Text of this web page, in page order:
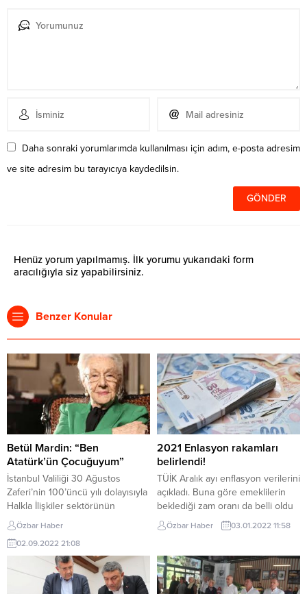
Daha sonraki yorumlarımda kullanılması için adım, e-posta adresim
ve site adresim bu tarayıcıya kaydedilsin.
Henüz yorum yapılmamış. İlk yorumu yukarıdaki form
aracılığıyla siz yapabilirsiniz.
Benzer Konular
Betül Mardin: “Ben
Atatürk’ün Çocuğuyum”
İstanbul Valiliği 30 Ağustos
Zaferi’nin 100’üncü yılı dolayısıyla
Halkla İlişkiler sektörünün
duayeni Betül Mardin ile özel bir
röportaj çalışması gerçekleştirdi.
Röportajda Cumhuriyetimizin
Kurucusu Gazi Mustafa Kemal
Atatürk ile anısını da anlatan
Mardin, Zafer Bayramı’nın
Özbar Haber
02.09.2022 21:08
2021 Enlasyon rakamları
belirlendi!
TÜİK Aralık ayı enflasyon verilerini
açıkladı. Buna göre emeklilerin
beklediği zam oranı da belli oldu
TÜİK, aralık ayı enflasyon
rakamlarını açıkladı. Tüketici
baz da yüzde 13,58 arttı. Kasımda
yüzde 21,31 olan yıllık enflasyon
aralık ayında yüzde 36,08’e
Özbar Haber 03.01.2022 11:58